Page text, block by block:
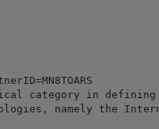
category in
namely